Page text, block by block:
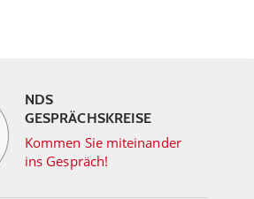
NDS
GESPRÄCHSKREISE
Kommen Sie miteinander
ins Gespräch!